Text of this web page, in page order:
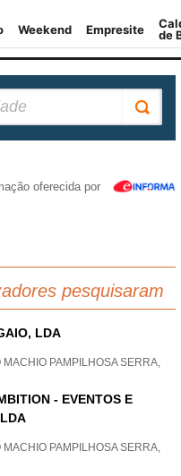
oferecida por
pesquisaram
LDA
MACHIO PAMPILHOSA SERRA,
- EVENTOS E
MACHIO PAMPILHOSA SERRA,